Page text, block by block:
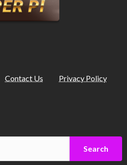
Contact Us Privacy Policy